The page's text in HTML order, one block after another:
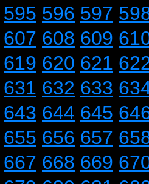
595 596 597
607 608 609
619 620 621
631 632 633
643 644 645
655 656 657
667 668 669